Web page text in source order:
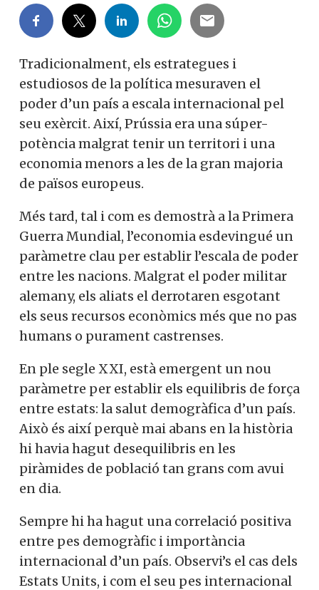
Tradicionalment, els estrategues i
estudiosos de la política mesuraven el
poder d’un país a escala internacional pel
seu exèrcit. Així, Prússia era una súper-
potència malgrat tenir un territori i una
economia menors a les de la gran majoria
de països europeus.
Més tard, tal i com es demostrà a la Primera
Guerra Mundial, l’economia esdevingué un
paràmetre clau per establir l’escala de poder
entre les nacions. Malgrat el poder militar
alemany, els aliats el derrotaren esgotant
els seus recursos econòmics més que no pas
humans o purament castrenses.
En ple segle XXI, està emergent un nou
paràmetre per establir els equilibris de força
entre estats: la salut demogràfica d’un país.
Això és així perquè mai abans en la història
hi havia hagut desequilibris en les
piràmides de població tan grans com avui
en dia.
Sempre hi ha hagut una correlació positiva
entre pes demogràfic i importància
internacional d’un país. Observi’s el cas dels
Estats Units, i com el seu pes internacional